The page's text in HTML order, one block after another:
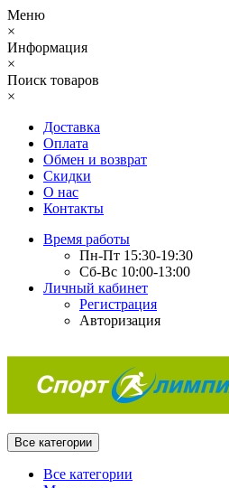
Меню
×
Информация
×
Поиск товаров
×
Доставка
Оплата
Обмен и возврат
Скидки
О нас
Контакты
Время работы
Пн-Пт 15:30-19:30
Сб-Вс 10:00-13:00
Личный кабинет
Регистрация
Авторизация
Все категории
Все категории